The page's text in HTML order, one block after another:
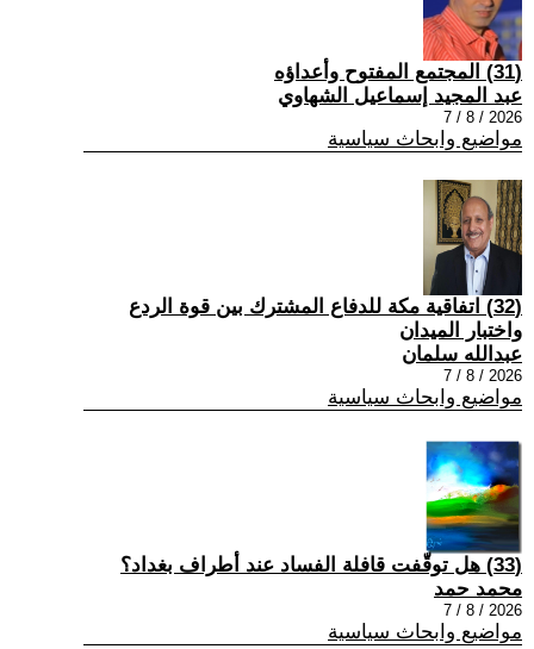
(31) المجتمع المفتوح وأعداؤه
عبد المجيد إسماعيل الشهاوي
2026 / 8 / 7
مواضيع وابحاث سياسية
(32) اتفاقية مكة للدفاع المشترك بين قوة الردع
واختبار الميدان
عبدالله سلمان
2026 / 8 / 7
مواضيع وابحاث سياسية
(33) هل توقّفت قافلة الفساد عند أطراف بغداد؟
محمد حمد
2026 / 8 / 7
مواضيع وابحاث سياسية